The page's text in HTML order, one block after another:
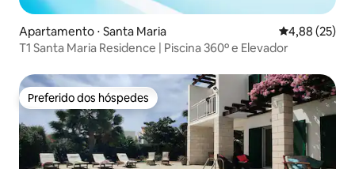
Apartamento ⋅ Santa Maria 4,88 de uma
4,88 (25)
T1 Santa Maria Residence | Piscina 360º e Elevador
Preferido dos hóspedes
Preferido dos hóspedes